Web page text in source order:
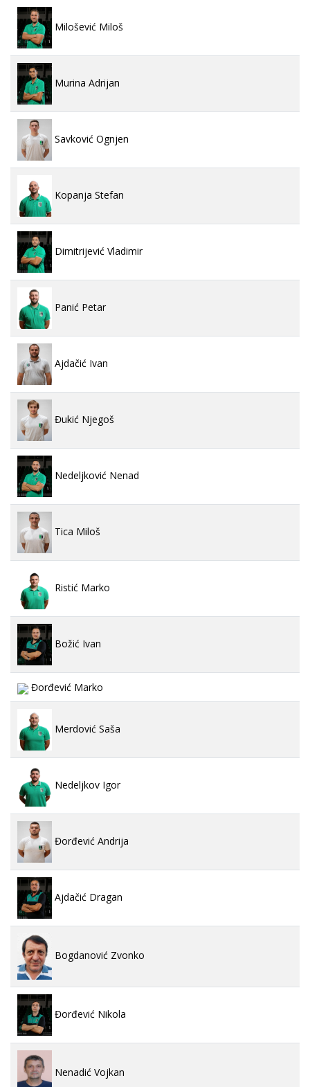
Milošević Miloš
Murina Adrijan
Savković Ognjen
Kopanja Stefan
Dimitrijević Vladimir
Panić Petar
Ajdačić Ivan
Đukić Njegoš
Nedeljković Nenad
Tica Miloš
Ristić Marko
Božić Ivan
Đorđević Marko
Merdović Saša
Nedeljkov Igor
Đorđević Andrija
Ajdačić Dragan
Bogdanović Zvonko
Đorđević Nikola
Nenadić Vojkan